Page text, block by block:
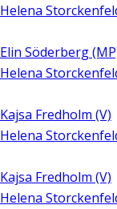
Helena
Elin Söderberg
Helena
Kajsa Fredholm (V)
Helena
Kajsa Fredholm (V)
Helena